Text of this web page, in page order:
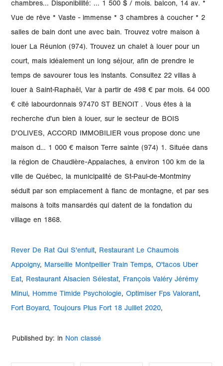
chambres... Disponibilité: ... 1 500 $ / mois. balcon, 14 av. *
Vue de rêve * Vaste - immense * 3 chambres à coucher * 2
salles de bain dont une avec bain. Trouvez votre maison à
louer La Réunion (974). Trouvez un chalet à louer pour un
court, mais idéalement un long séjour, afin de prendre le
temps de savourer tous les instants. Consultez 22 villas à
louer à Saint-Raphaël, Var à partir de 498 € par mois. 64 000
€ cité labourdonnais 97470 ST BENOIT . Vous êtes à la
recherche d'un bien à louer, sur le secteur de BOIS
D'OLIVES, ACCORD IMMOBILIER vous propose donc une
maison d… 1 000 € maison Terre sainte (974) 1. Située dans
la région de Chaudière-Appalaches, à environ 100 km de la
ville de Québec, la municipalité de St-Paul-de-Montminy
séduit par son emplacement à flanc de montagne, et par ses
maisons à toits mansardés qui datent de la fondation du
village en 1868.
Rever De Rat Qui S'enfuit, Restaurant Le Chaumois
Appoigny, Marseille Montpellier Train Temps,O'tacos Uber
Eat, Restaurant Alsacien Sélestat, François Valéry Jérémy
Minui, Homme Timide Psychologie,Optimiser Fps Valorant,
Fort Boyard, Toujours Plus Fort 18 Juillet 2020,
Published by: in Non classé